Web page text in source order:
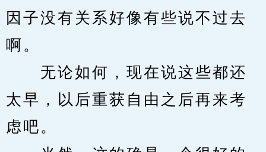
因子没有关系好像有些说不过去
啊。
无论如何，现在说这些都还
太早，以后重获自由之后再来考
虑吧。